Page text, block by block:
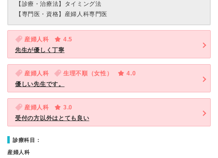
【診療・治療法】 タイミング法
【専門医・資格】 産婦人科専門医
産婦人科
4.5
先生が優しく丁寧
産婦人科 生理不順（女性）
4.0
優しい先生です。
産婦人科
3.0
受付の方以外はとても良い
診療科目：
産婦人科